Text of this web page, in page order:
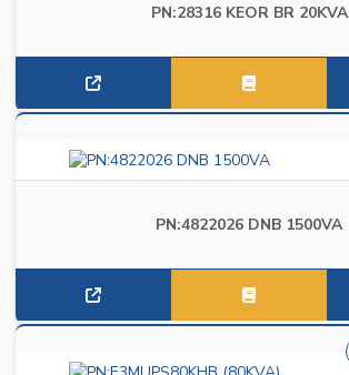
PN:28316 KEOR BR 20KVA
PN:4822026 DNB 1500VA